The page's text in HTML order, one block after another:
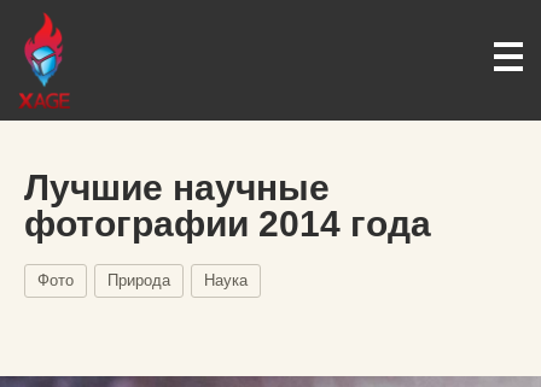
Лучшие научные
фотографии 2014 года
Фото Природа Наука